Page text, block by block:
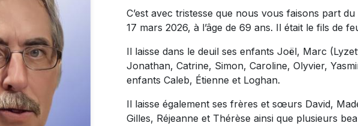
C’est avec tristesse que nous vous faisons part
17 mars 2026, à l’âge de 69 ans. Il était le fils de
Il laisse dans le deuil ses enfants Joël, Marc
Jonathan, Catrine, Simon, Caroline, Olyvier,
enfants Caleb, Étienne et Loghan.
Il laisse également ses frères et sœurs David,
Gilles, Réjeanne et Thérèse ainsi que plusieurs